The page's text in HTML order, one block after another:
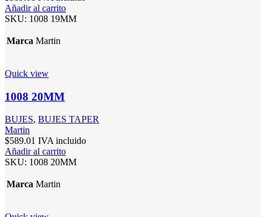
Añadir al carrito
SKU: 1008 19MM
Marca Martin
Quick view
1008 20MM
BUJES, BUJES TAPER
Martin
$589.01 IVA incluido
Añadir al carrito
SKU: 1008 20MM
Marca Martin